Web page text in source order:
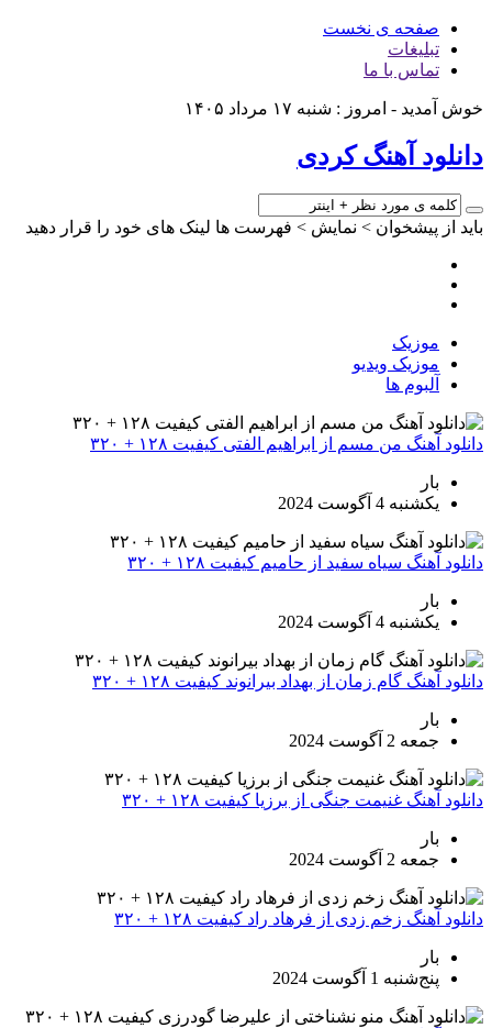
صفحه ی نخست
تبلیغات
تماس با ما
خوش آمدید - امروز : شنبه ۱۷ مرداد ۱۴۰۵
دانلود آهنگ کردی
باید از پیشخوان > نمایش > فهرست ها لینک های خود را قرار دهید
موزیک
موزیک ویدیو
آلبوم ها
دانلود آهنگ من مسم از ابراهیم الفتی کیفیت ۱۲۸ + ۳۲۰
بار
یکشنبه 4 آگوست 2024
دانلود آهنگ سیاه سفید از حامیم کیفیت ۱۲۸ + ۳۲۰
بار
یکشنبه 4 آگوست 2024
دانلود آهنگ گام زمان از بهداد بیرانوند کیفیت ۱۲۸ + ۳۲۰
بار
جمعه 2 آگوست 2024
دانلود آهنگ غنیمت جنگی از برزیا کیفیت ۱۲۸ + ۳۲۰
بار
جمعه 2 آگوست 2024
دانلود آهنگ زخم زدی از فرهاد راد کیفیت ۱۲۸ + ۳۲۰
بار
پنج‌شنبه 1 آگوست 2024